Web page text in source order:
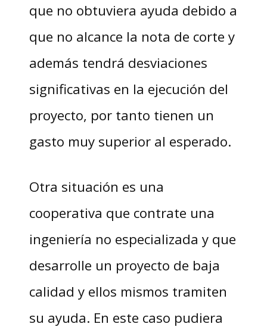
que no obtuviera ayuda debido a
que no alcance la nota de corte y
además tendrá desviaciones
significativas en la ejecución del
proyecto, por tanto tienen un
gasto muy superior al esperado.
Otra situación es una
cooperativa que contrate una
ingeniería no especializada y que
desarrolle un proyecto de baja
calidad y ellos mismos tramiten
su ayuda. En este caso pudiera